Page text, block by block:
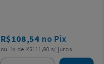
R$108,54 no Pix
ou 1x de R$111,90 s/ juros